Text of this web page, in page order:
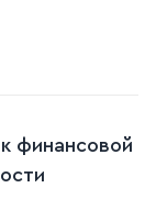
финансовой